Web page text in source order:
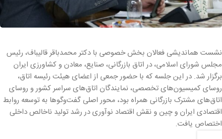
نشست هماندیشی فعالان بخش خصوصی با دکتر محمدباقر قالیباف، رئیس
مجلس شورای اسلامی، در اتاق بازرگانی، صنایع، معادن و کشاورزی ایران
برگزار شد. در این جلسه که با حضور جمعی از اعضای هیئت رئیسه اتاق،
روسای کمیسیون‌های تخصصی، نمایندگان اتاق‌های سراسر کشور و روسای
اتاق‌های مشترک بازرگانی همراه بود، محور اصلی گفت‌وگوها به توسعه روابط
اقتصادی ایران و چین و نقش اقتصاد نوآوری در رشد تولید ناخالص داخلی
اختصاص یافت.